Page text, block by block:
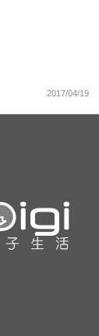
2017/04/19